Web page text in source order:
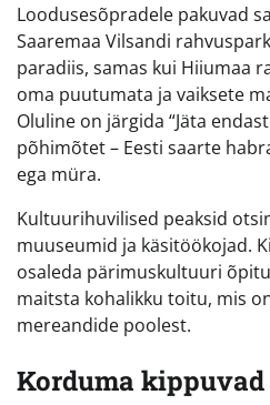
Loodusesõpradele pakuvad
Saaremaa Vilsandi
paradiis, samas kui Hiiumaa
oma puutumata ja vaiksete
Oluline on järgida “Jäta
põhimõtet – Eesti saarte
ega müra.
Kultuurihuvilised peaksid
muuseumid ja käsitöökojad.
osaleda pärimuskultuuri
maitsta kohalikku toitu, mis
mereandide poolest.
Korduma